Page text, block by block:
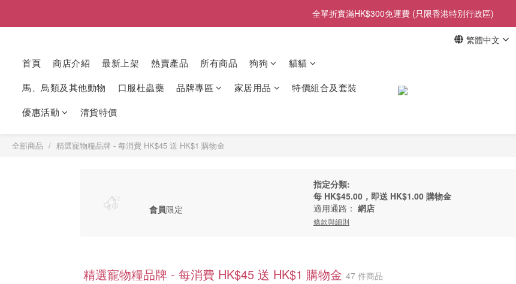
全單折實滿HK$300免運費 (只限香港特別行政區)
繁體中文
首頁 商店介紹 最新上架 熱賣產品 所有商品 狗狗
貓貓
馬、鳥類及其他動物
口服杜蟲藥 品牌專區 家居用品
特價組合及套裝
優惠活動
清貨特價
全部商品 精選寵物糧品牌 - 每消費 HK$45 送 HK$1 購物金
會員限定
指定分類:
每 HK$45.00，即送 HK$1.00 購物金
適用通路： 網店
條款與細則
精選寵物糧品牌 - 每消費 HK$45 送 HK$1 購物金47 件商品